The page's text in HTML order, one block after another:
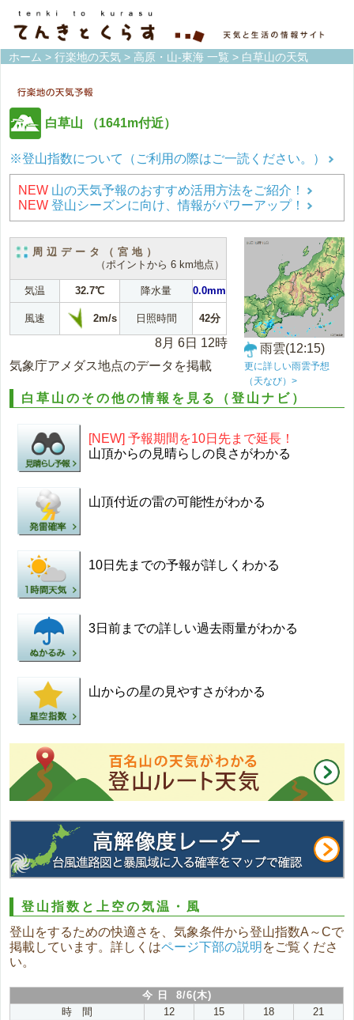
ホーム > 行楽地の天気 > 高原・山-東海 一覧 > 白草山の天気
白草山 （1641m付近）
※登山指数について（ご利用の際はご一読ください。）
NEW 山の天気予報のおすすめ活用方法をご紹介！
NEW 登山シーズンに向け、情報がパワーアップ！
周辺データ（宮地）
（ポイントから 6 km地点）
気温 32.7℃ 降水量 0.0mm
風速 2m/s 日照時間 42分
8月 6日 12時
気象庁アメダス地点のデータを掲載
雨雲(12:15)
更に詳しい雨雲予想
（天なび）>
白草山のその他の情報を見る（登山ナビ）
[NEW] 予報期間を10日先まで延長！
山頂からの見晴らしの良さがわかる
山頂付近の雷の可能性がわかる
10日先までの予報が詳しくわかる
3日前までの詳しい過去雨量がわかる
山からの星の見やすさがわかる
登山指数と上空の気温・風
登山をするための快適さを、気象条件から登山指数A～Cで
掲載しています。詳しくはページ下部の説明 をご覧くださ
い。
今 日 8/6(木)
時 間
12 15 18 21